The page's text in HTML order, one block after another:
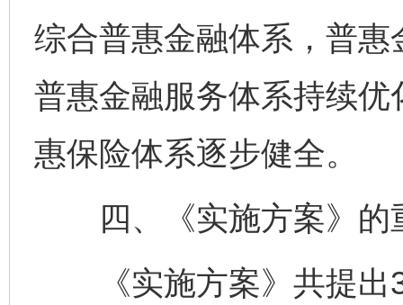
综合普惠金融体系，普
普惠金融服务体系持续
惠保险体系逐步健全。
四、《实施方案》的
《实施方案》共提出3